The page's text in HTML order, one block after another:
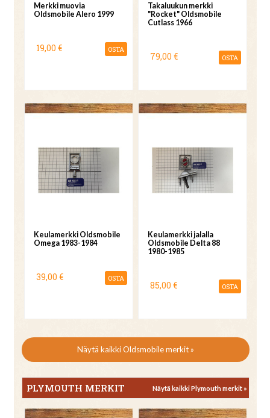
Merkki muovia
Oldsmobile Alero 1999
19,00 € OSTA
Takaluukun merkki
"Rocket" Oldsmobile
Cutlass 1966
79,00 € OSTA
Keulamerkki Oldsmobile
Omega 1983-1984
39,00 € OSTA
Keulamerkki jalalla
Oldsmobile Delta 88
1980-1985
85,00 € OSTA
Näytä kaikki Oldsmobile merkit »
PLYMOUTH MERKIT Näytä kaikki Plymouth merkit »